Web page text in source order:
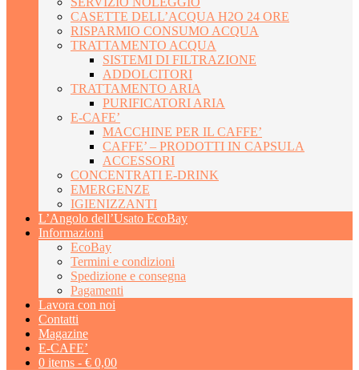
CASETTE DELL’ACQUA H2O 24 ORE
RISPARMIO CONSUMO ACQUA
TRATTAMENTO ACQUA
SISTEMI DI FILTRAZIONE
ADDOLCITORI
TRATTAMENTO ARIA
PURIFICATORI ARIA
E-CAFE’
MACCHINE PER IL CAFFE’
CAFFE’ – PRODOTTI IN CAPSULA
ACCESSORI
CONCENTRATI E-DRINK
EMERGENZE
IGIENIZZANTI
L’Angolo dell’Usato EcoBay
Informazioni
EcoBay
Termini e condizioni
Spedizione e consegna
Pagamenti
Lavora con noi
Contatti
Magazine
E-CAFE’
0 items - € 0,00